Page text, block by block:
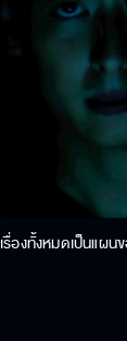
เรื่องทั้งหมดเป็นแผน